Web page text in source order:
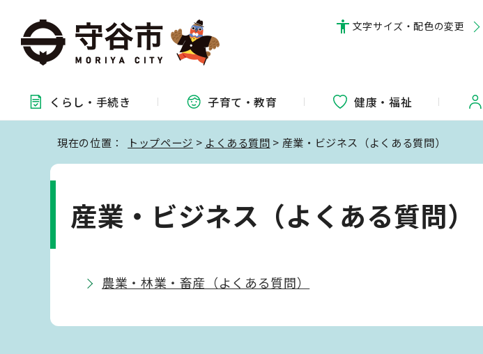
文字サイズ・配色の変更
くらし・ 手続き 子育て・教育 健康・福祉
現在の位置： トップページ > よくある質問 > 産業・ビジネス（よくある質問）
産業・ビジネス（よくある質問）
農業・林業・畜産（よくある質問）